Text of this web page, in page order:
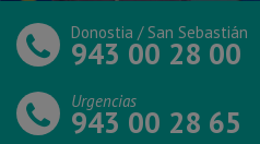
Donostia /San Sebastián
943 00 28 00
Urgencias
943 00 28 65